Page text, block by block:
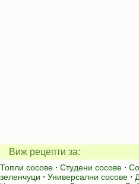
Виж рецепти за:
Топли сосове ⋅ Студени сосове ⋅
зеленчуци ⋅ Универсални сосове ⋅